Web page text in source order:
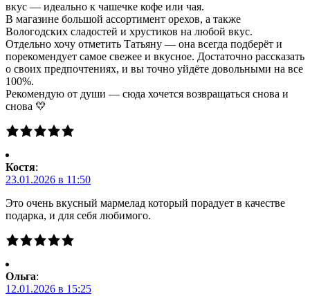
вкус — идеально к чашечке кофе или чая.
В магазине большой ассортимент орехов, а также
Вологодских сладостей и хрустиков на любой вкус.
Отдельно хочу отметить Татьяну — она всегда подберёт и
порекомендует самое свежее и вкусное. Достаточно рассказать
о своих предпочтениях, и вы точно уйдёте довольными на все
100%.
Рекомендую от души — сюда хочется возвращаться снова и
снова 💛
Костя:
23.01.2026 в 11:50
Это очень вкусный мармелад который порадует в качестве
подарка, и для себя любимого.
Ольга:
12.01.2026 в 15:25